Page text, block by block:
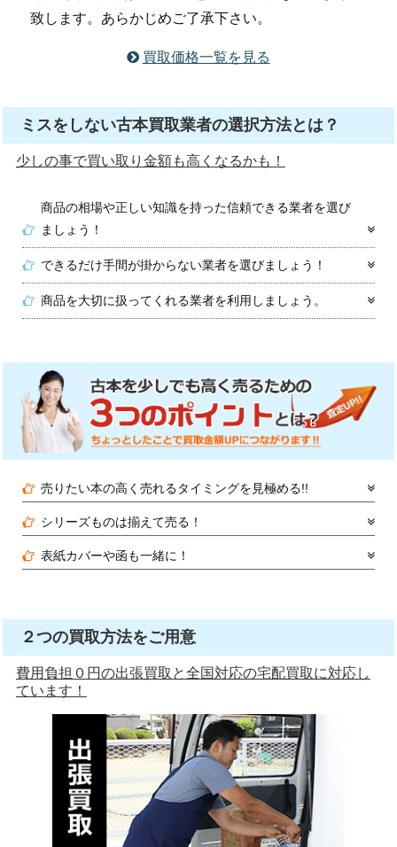
致します。あらかじめご了承下さい。
買取価格一覧を見る
ミスをしない古本買取業者の選択方法とは？
少しの事で買い取り金額も高くなるかも！
商品の相場や正しい知識を持った信頼できる業者を選び
ましょう！
できるだけ手間が掛からない業者を選びましょう！
商品を大切に扱ってくれる業者を利用しましょう。
売りたい本の高く売れるタイミングを見極める!!
シリーズものは揃えて売る！
表紙カバーや函も一緒に！
２つの買取方法をご用意
費用負担０円の出張買取と全国対応の宅配買取に対応し
ています！